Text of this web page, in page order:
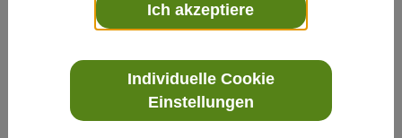
Ich akzeptiere
Individuelle Cookie
Einstellungen